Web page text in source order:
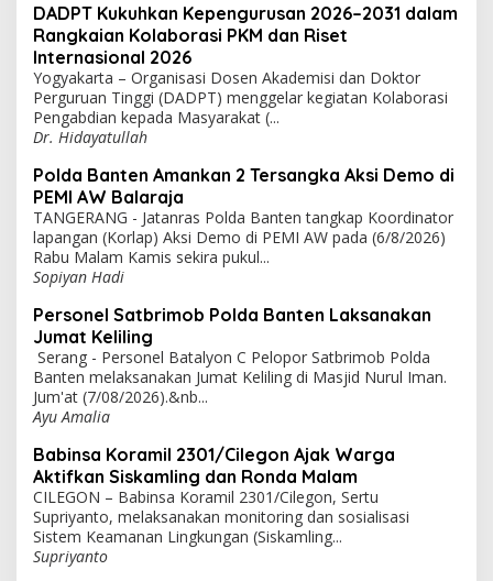
DADPT Kukuhkan Kepengurusan 2026–2031 dalam
Rangkaian Kolaborasi PKM dan Riset
Internasional 2026
Yogyakarta – Organisasi Dosen Akademisi dan Doktor
Perguruan Tinggi (DADPT) menggelar kegiatan Kolaborasi
Pengabdian kepada Masyarakat (...
Dr. Hidayatullah
Polda Banten Amankan 2 Tersangka Aksi Demo di
PEMI AW Balaraja
TANGERANG - Jatanras Polda Banten tangkap Koordinator
lapangan (Korlap) Aksi Demo di PEMI AW pada (6/8/2026)
Rabu Malam Kamis sekira pukul...
Sopiyan Hadi
Personel Satbrimob Polda Banten Laksanakan
Jumat Keliling
Serang - Personel Batalyon C Pelopor Satbrimob Polda
Banten melaksanakan Jumat Keliling di Masjid Nurul Iman.
Jum'at (7/08/2026).&nb...
Ayu Amalia
Babinsa Koramil 2301/Cilegon Ajak Warga
Aktifkan Siskamling dan Ronda Malam
CILEGON – Babinsa Koramil 2301/Cilegon, Sertu
Supriyanto, melaksanakan monitoring dan sosialisasi
Sistem Keamanan Lingkungan (Siskamling...
Supriyanto